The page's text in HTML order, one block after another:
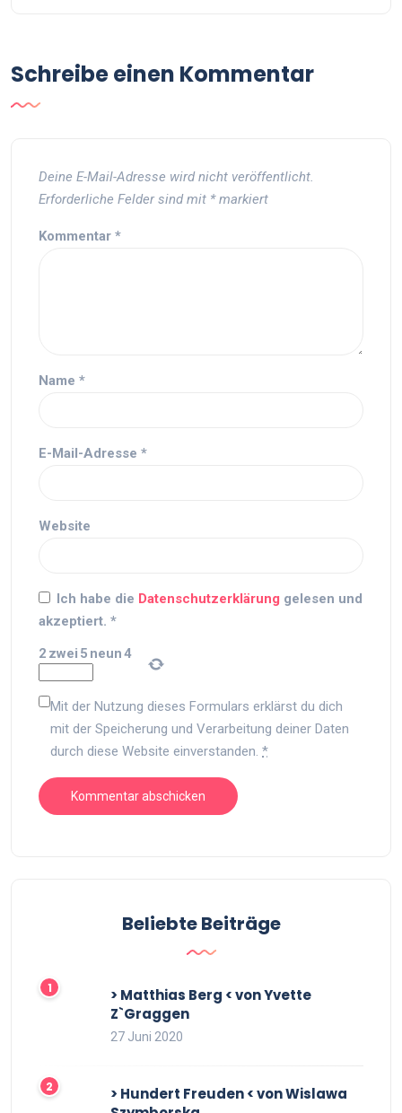
Schreibe einen Kommentar
Deine E-Mail-Adresse wird nicht veröffentlicht.
Erforderliche Felder sind mit *markiert
Kommentar *
Name *
E-Mail-Adresse *
Website
Ich habe die Datenschutzerklärung gelesen und
akzeptiert. *
2 zwei 5 neun4
Mit der Nutzung dieses Formulars erklärst du dich
mit der Speicherung und Verarbeitung deiner Daten
durch diese Website einverstanden. *
Beliebte Beiträge
> Matthias Berg < von Yvette
Z`Graggen
27 Juni 2020
> Hundert Freuden < von Wislawa